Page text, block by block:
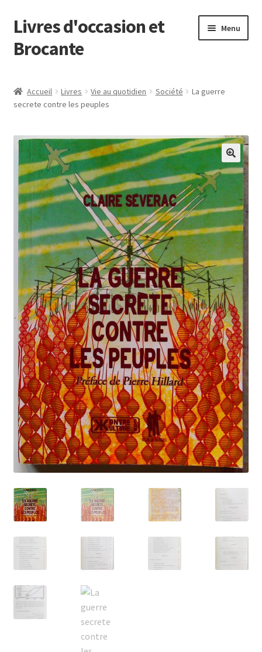
Aller
à
la
Aller
au
contenu
Livres d'occasion et
Brocante
Menu
Accueil Livres Vie au quotidien Société
La guerre
secrete contre les peuples